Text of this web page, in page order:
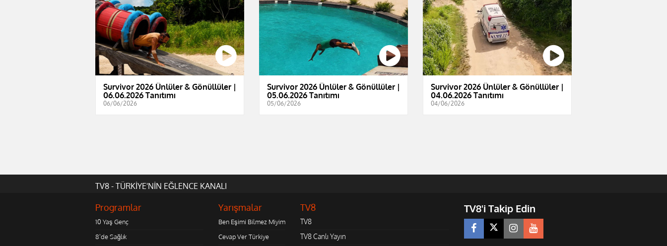
Survivor 2026 Ünlüler & Gönüllüler |
06.06.2026 Tanıtımı
06/06/2026
Survivor 2026 Ünlüler & Gönüllüler |
05.06.2026 Tanıtımı
05/06/2026
Survivor 2026 Ünlüler & Gönüllüler |
04.06.2026 Tanıtımı
04/06/2026
TV8 - TÜRKİYE'NİN EĞLENCE KANALI
Programlar
10 Yaş Genç
8'de Sağlık
Yarışmalar
Ben Eşimi Bilmez Miyim
Cevap Ver Türkiye
TV8
TV8
TV8 Canlı Yayın
TV8'i Takip Edin